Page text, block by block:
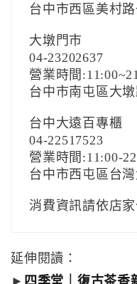
台中市西區美村
大墩門市
04-23202637
營業時間
台中市南屯區大
台中大遠百專櫃
04-22517523
營業時間:11:00-
台中市西屯區台
消費資訊請依店家
延伸閱讀：
► 四季堂｜復古茶香